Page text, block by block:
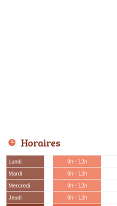
Horaires
Lundi 9h - 12h
Mardi
9h - 12h
Mercredi
9h - 12h
Jeudi
9h - 12h